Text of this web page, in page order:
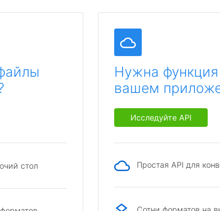
стол
Нужна
вашем
Исследуйте API
Простая API для